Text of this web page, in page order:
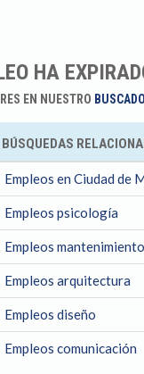
HA
EN NUESTRO
BÚSQUEDAS
Empleos en Ciudad de
Empleos psicología
Empleos mantenimiento
Empleos arquitectura
Empleos diseño
Empleos comunicación